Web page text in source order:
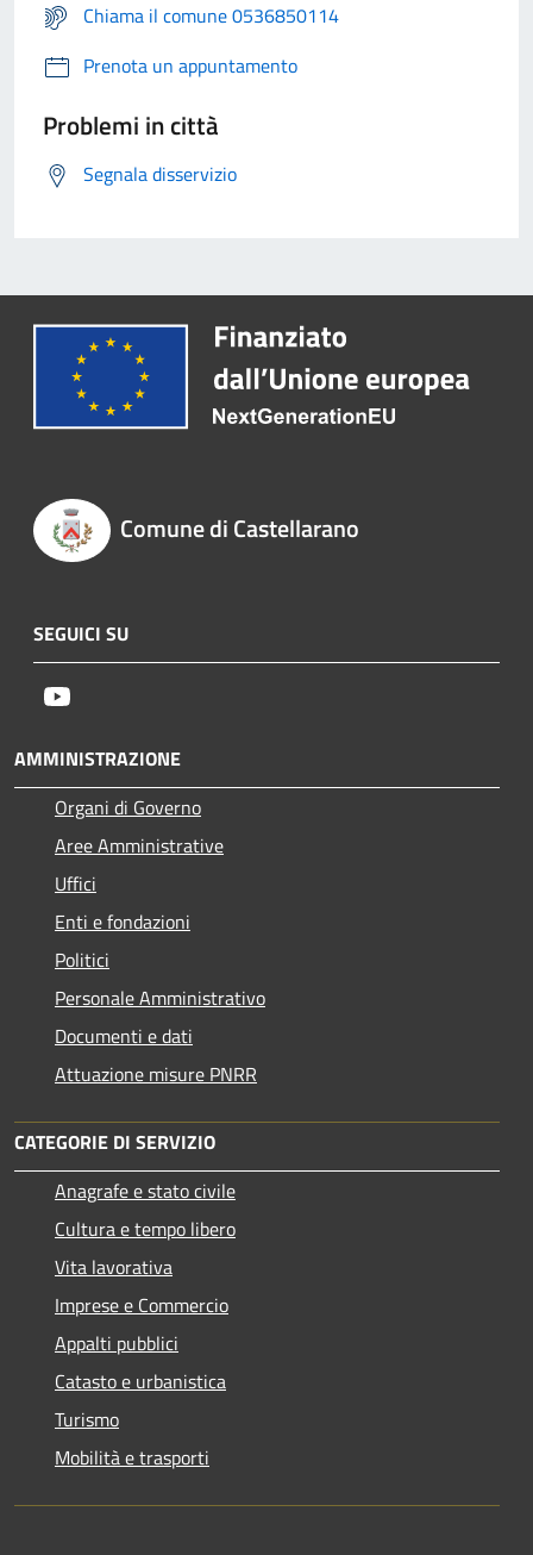
Chiama il comune 0536850114
Prenota un appuntamento
Problemi in città
Segnala disservizio
Comune di Castellarano
SEGUICI SU
AMMINISTRAZIONE
Organi di Governo
Aree Amministrative
Uffici
Enti e fondazioni
Politici
Personale Amministrativo
Documenti e dati
Attuazione misure PNRR
CATEGORIE DI SERVIZIO
Anagrafe e stato civile
Cultura e tempo libero
Vita lavorativa
Imprese e Commercio
Appalti pubblici
Catasto e urbanistica
Turismo
Mobilità e trasporti